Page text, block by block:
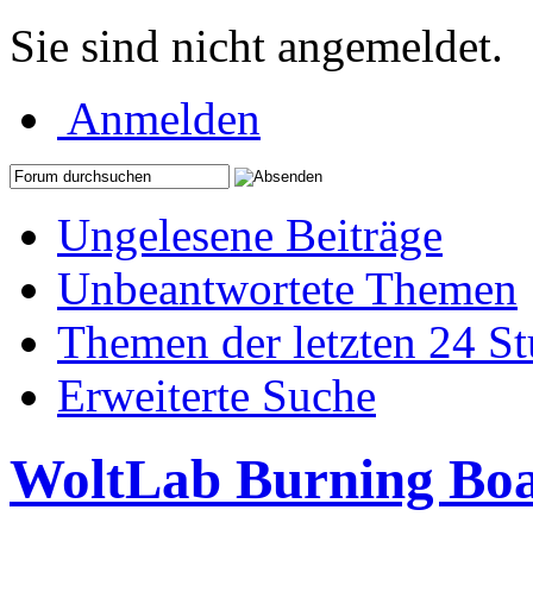
Sie sind nicht angemeldet.
Anmelden
Ungelesene Beiträge
Unbeantwortete Themen
Themen der letzten 24
Erweiterte Suche
WoltLab Burning